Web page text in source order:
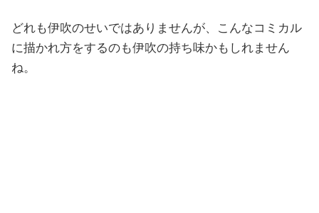
どれも伊吹のせいではありませんが、こんなコミカル
に描かれ方をするのも伊吹の持ち味かもしれません
ね。